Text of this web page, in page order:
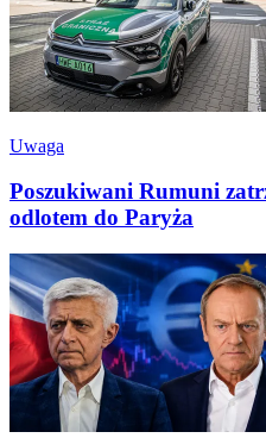
Uwaga
Poszukiwani Rumuni
odlotem do Paryża